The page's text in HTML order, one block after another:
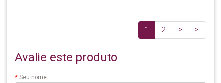
1 2 > >|
Avalie este produto
Seu nome